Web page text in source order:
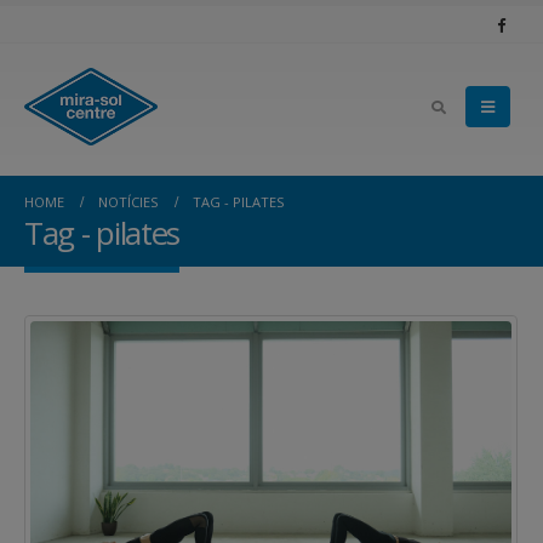
HOME NOTÍCIES TAG - PILATES
Tag - pilates